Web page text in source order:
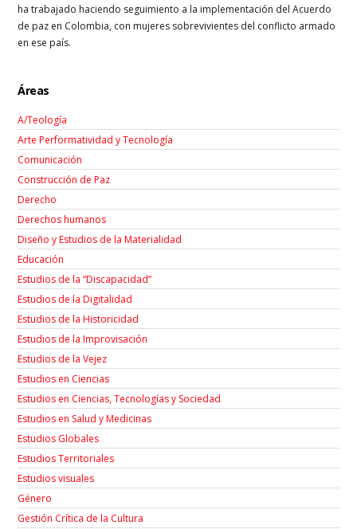
ha trabajado haciendo seguimiento a la implementación del Acuerdo
de paz en Colombia, con mujeres sobrevivientes del conflicto armado
en ese país.
Áreas
A/Teología
Arte Performatividad y Tecnología
Comunicación
Construcción de Paz
Derecho
Derechos humanos
Diseño y Estudios de la Materialidad
Educación
Estudios de la “Discapacidad”
Estudios de la Digitalidad
Estudios de la Historicidad
Estudios de la Improvisación
Estudios de la Vejez
Estudios en Ciencias
Estudios en Ciencias, Tecnologías y Sociedad
Estudios en Salud y Medicinas
Estudios Globales
Estudios Territoriales
Estudios visuales
Género
Gestión Crítica de la Cultura